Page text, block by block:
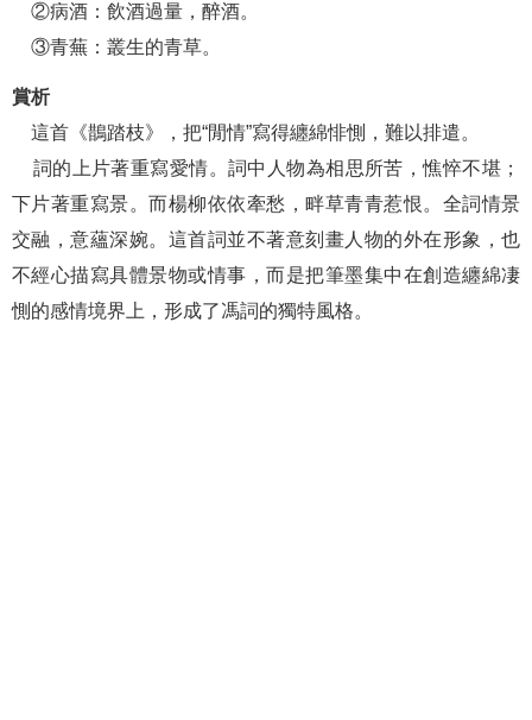
②病酒：飲酒過量，醉酒。
③青蕪：叢生的青草。
賞析
這首《鵲踏枝》，把“閒情”寫得纏綿悱惻，難以排遣。
詞的上片著重寫愛情。詞中人物為相思所苦，憔悴不堪；
下片著重寫景。而楊柳依依牽愁，畔草青青惹恨。全詞情景
交融，意蘊深婉。這首詞並不著意刻畫人物的外在形象，也
不經心描寫具體景物或情事，而是把筆墨集中在創造纏綿凄
惻的感情境界上，形成了馮詞的獨特風格。